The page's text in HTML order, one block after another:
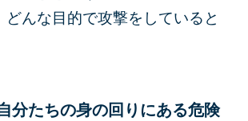
どんな目的で攻撃をしていると
分たちの身の回りにある危険